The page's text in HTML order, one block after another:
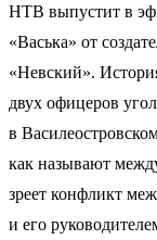
НТВ выпустит в
«Васька» от
«Невский».
двух офицеров
в
как называют
зреет конфликт
и его